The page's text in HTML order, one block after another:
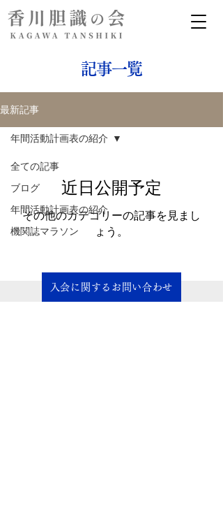
記事一覧
最新記事
全ての記事
ブログ
年間活動計画表の紹介
機関誌マラソン
年間活動計画表の紹介
近日公開予定
その他のカテゴリーの記事を見まし
ょう。
入会に関するお問い合わせ